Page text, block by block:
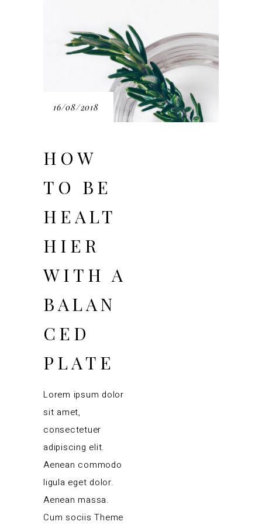
16/08/2018
HOW
TO BE
HEALT
HIER
WITH A
BALAN
CED
PLATE
Lorem ipsum dolor
sit amet,
consectetuer
adipiscing elit.
Aenean commodo
ligula eget dolor.
Aenean massa.
Cum sociis Theme